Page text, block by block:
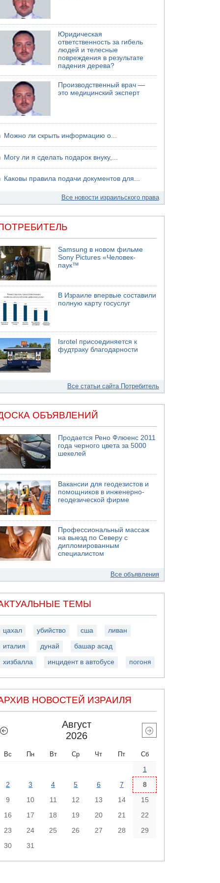
хуситов
Юридическая
ответственность за гибель
людей и телесные
повреждения в результате
падения дерева?
Производственный врач —
это медицинский эксперт
Можно ли скрыть информацию о...
Могу ли я сделать подарок внуку,...
Каковы правила подачи документов для...
Все новости израильского права
Samsung в новом фильме
Sony Pictures «Человек-
паук™
В Израиле впервые составили
полную карту госуслуг
Isrotel присоединяется к
фудтраку благодарности
Все статьи сайта Потребитель
ОБЪЯВЛЕНИЙ
Продается Рено Флюенс 2011
года черного цвета за 5000
шекелей
Вакансии для геодезистов и
помощников в инженерно-
геодезической фирме
Профессиональный массаж
на выезд по Северу с
дипломированным
специалистом
Все объявления
ТЕМЫ
цахал убийство сша ливан
италия дунай башар асад
хизбалла инцидент в автобусе погоня
НОВОСТЕЙ ИЗРАИЛЯ
Август
2026
Вс Пн Вт Ср Чт Пт Сб
1
2
3 4 5 6 7
8
9
10 11 12 13 14
15
16
17 18 19 20 21
22
23
24 25 26 27 28
29
30
31